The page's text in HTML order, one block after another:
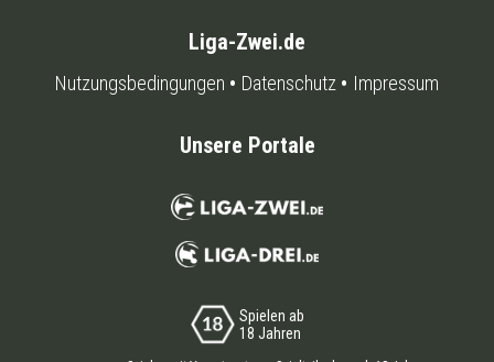
Liga-Zwei.de
Nutzungsbedingungen Datenschutz Impressum
Unsere Portale
Spielen ab
18 Jahren